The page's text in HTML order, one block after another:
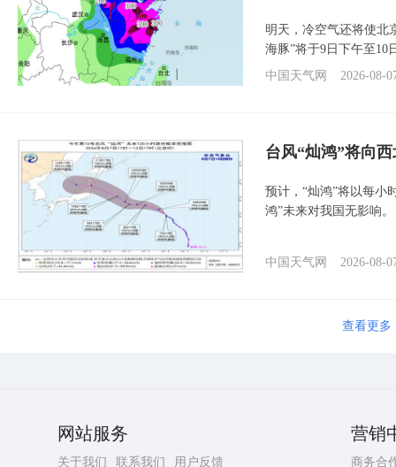
明天，冷空气还将使北
海豚”将于9日下午至10
中国天气网
2026-08-
台风“灿鸿”将向
预计，“灿鸿”将以每小
鸿”未来对我国无影响。
中国天气网 2026-08-
查看更多
网站服务
关于我们 联系我们 用户反馈
营销
商务合